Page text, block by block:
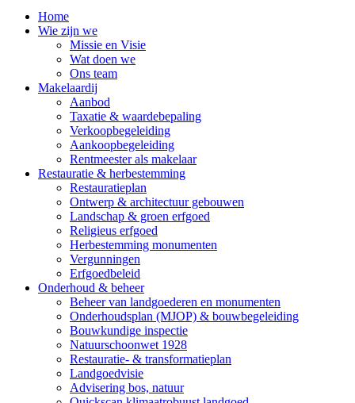
Home
Wie zijn we
Missie en Visie
Wat doen we
Ons team
Makelaardij
Aanbod
Taxatie & waardebepaling
Verkoopbegeleiding
Aankoopbegeleiding
Rentmeester als makelaar
Restauratie & herbestemming
Restauratieplan
Ontwerp & architectuur gebouwen
Landschap & groen erfgoed
Religieus erfgoed
Herbestemming monumenten
Vergunningen
Erfgoedbeleid
Onderhoud & beheer
Beheer van landgoederen en monumenten
Onderhoudsplan (MJOP) & bouwbegeleiding
Bouwkundige inspectie
Natuurschoonwet 1928
Restauratie- & transformatieplan
Landgoedvisie
Advisering bos, natuur